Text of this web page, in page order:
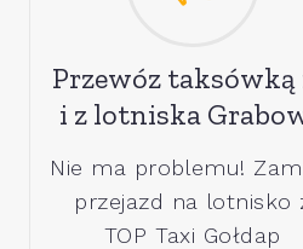
Przewóz taksówką
i z lotniska
Nie ma problemu!
przejazd na lotnisko
TOP Taxi Gołdap